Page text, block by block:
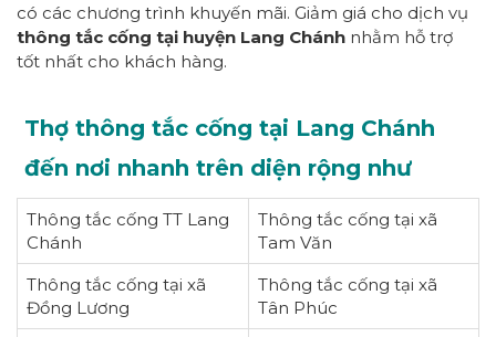
có các chương trình khuyến mãi. Giảm giá cho dịch vụ
thông tắc cống tại huyện Lang Chánh nhằm hỗ trợ
tốt nhất cho khách hàng.
Thợ thông tắc cống tại Lang Chánh
đến nơi nhanh trên diện rộng như
Thông tắc cống TT Lang
Chánh
Thông tắc cống tại xã
Tam Văn
Thông tắc cống tại xã
Đồng Lương
Thông tắc cống tại xã
Tân Phúc